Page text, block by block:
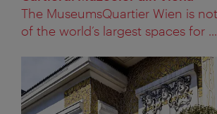
The MuseumsQuartier Wien is
of the world’s largest spaces for ...